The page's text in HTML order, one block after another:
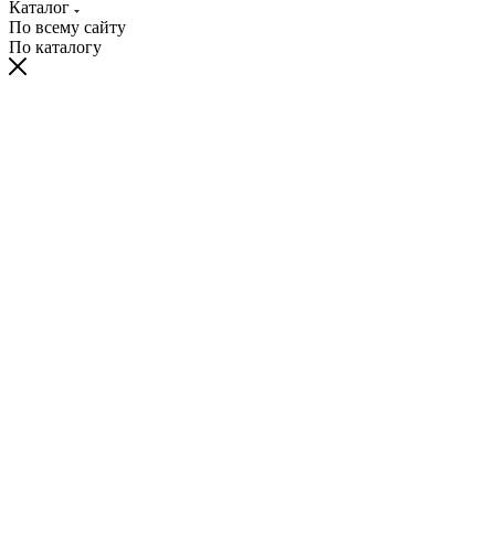
Каталог
По всему сайту
По каталогу